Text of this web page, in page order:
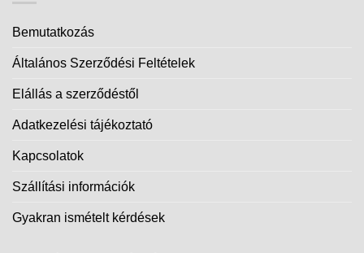
Bemutatkozás
Általános Szerződési Feltételek
Elállás a szerződéstől
Adatkezelési tájékoztató
Kapcsolatok
Szállítási információk
Gyakran ismételt kérdések